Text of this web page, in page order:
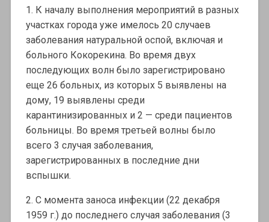
1. К началу выполнения мероприятий в разных
участках города уже имелось 20 случаев
заболевания натуральной оспой, включая и
больного Кокорекина. Во время двух
последующих волн было зарегистрировано
еще 26 больных, из которых 5 выявлены на
дому, 19 выявлены среди
карантинизированных и 2 — среди пациентов
больницы. Во время третьей волны было
всего 3 случая заболевания,
зарегистрированных в последние дни
вспышки.
2. С момента заноса инфекции (22 декабря
1959 г.) до последнего случая заболевания (3